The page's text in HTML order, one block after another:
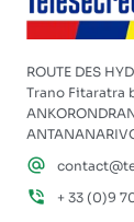
ROUTE DES
Trano Fitaratra
+ 33 (0)9